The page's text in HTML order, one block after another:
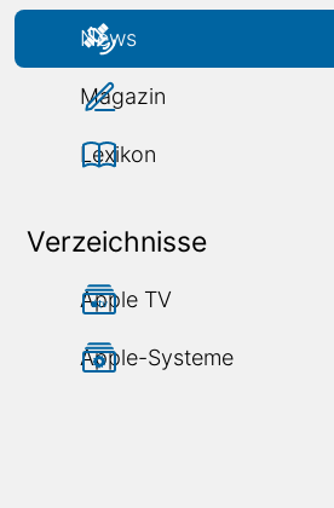
News
Magazin
Lexikon
Verzeichnisse
Apple TV
Apple-Systeme